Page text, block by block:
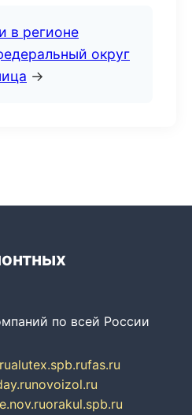
в регионе
округ
→
по всей России
alutex.spb.rufas.ru
novoizol.ru
orakul.spb.ru